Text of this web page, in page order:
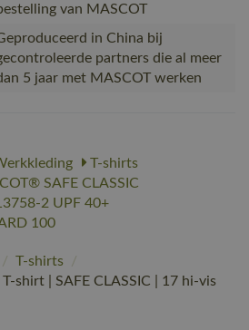
van MASCOT
in China bij
partners die al meer
5 jaar met MASCOT werken
T-shirts
SAFE CLASSIC
2 UPF 40+
100
/ T-shirts
/
shirt | SAFE CLASSIC | 17 hi-vis